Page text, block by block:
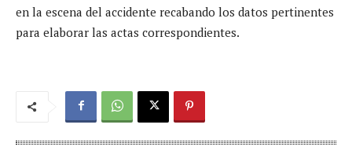
en la escena del accidente recabando los datos pertinentes
para elaborar las actas correspondientes.